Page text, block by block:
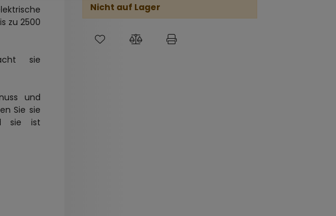
zu 2500
sie
und
Sie sie
sie ist
Nicht auf Lager